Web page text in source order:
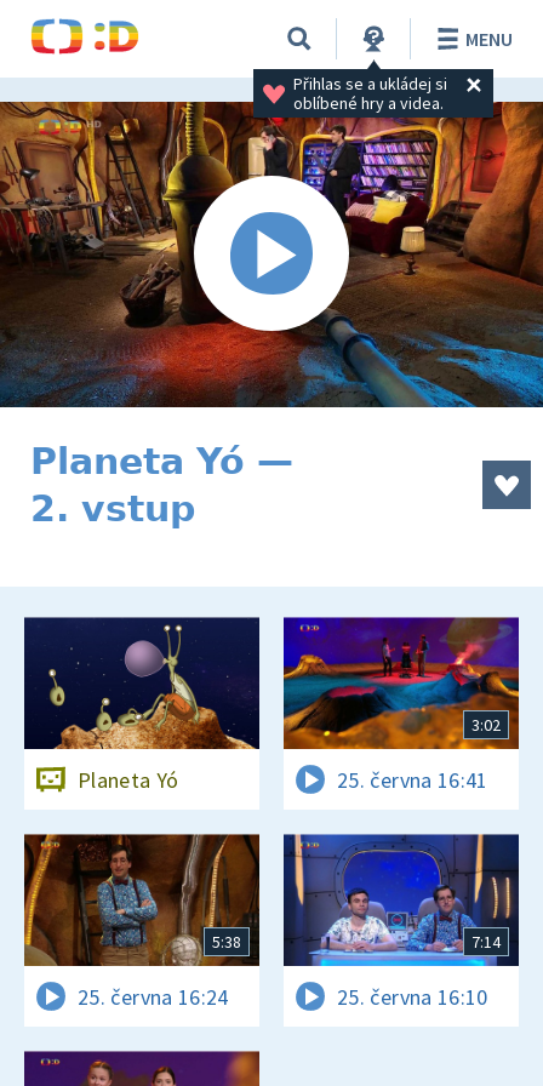
Přihlas se a ukládej si
oblíbené hry a videa.
MENU
Planeta Yó —
2. vstup
Planeta Yó
3:02
25. června 16:41
5:38
25. června 16:24
7:14
25. června 16:10